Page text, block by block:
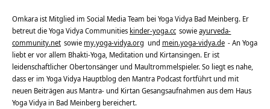
Omkara ist Mitglied im Social Media Team bei Yoga Vidya Bad Meinberg. Er
betreut die Yoga Vidya Communities kinder-yoga.cc sowieayurveda-
community.net sowie my.yoga-vidya.org und mein.yoga-vidya.de - An Yoga
liebt er vor allem Bhakti-Yoga, Meditation und Kirtansingen. Er ist
leidenschaftlicher Obertonsänger und Maultrommelspieler. So liegt es nahe,
dass er im Yoga Vidya Hauptblog den Mantra Podcast fortführt und mit
neuen Beiträgen aus Mantra- und Kirtan Gesangsaufnahmen aus dem Haus
Yoga Vidya in Bad Meinberg bereichert.